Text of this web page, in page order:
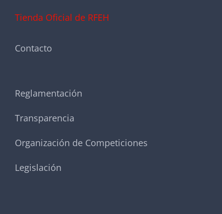
Tienda Oficial de RFEH
Contacto
Reglamentación
Transparencia
Organización de Competiciones
Legislación